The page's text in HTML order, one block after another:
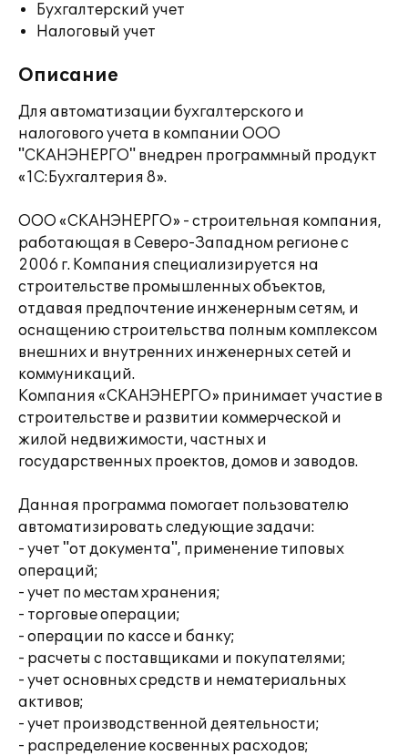
Бухгалтерский учет
Налоговый учет
Описание
Для автоматизации бухгалтерского и
налогового учета в компании ООО
"СКАНЭНЕРГО" внедрен программный продукт
«1C:Бухгалтерия 8».
ООО «СКАНЭНЕРГО» - строительная компания,
работающая в Северо-Западном регионе с
2006 г. Компания специализируется на
строительстве промышленных объектов,
отдавая предпочтение инженерным сетям, и
оснащению строительства полным комплексом
внешних и внутренних инженерных сетей и
коммуникаций.
Компания «СКАНЭНЕРГО» принимает участие в
строительстве и развитии коммерческой и
жилой недвижимости, частных и
государственных проектов, домов и заводов.
Данная программа помогает пользователю
автоматизировать следующие задачи:
- учет "от документа", применение типовых
операций;
- учет по местам хранения;
- торговые операции;
- операции по кассе и банку;
- расчеты с поставщиками и покупателями;
- учет основных средств и нематериальных
активов;
- учет производственной деятельности;
- распределение косвенных расходов;